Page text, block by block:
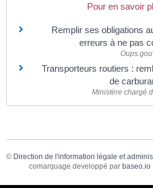
Pour en savoir
Remplir ses obligations
erreurs à ne pas
Transporteurs routiers :
de
Ministère chargé
© Direction de l'information légale et
comarquage developpé par baseo.io